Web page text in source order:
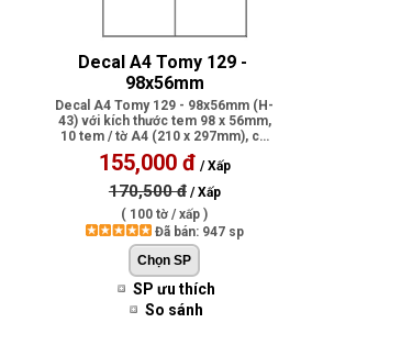
Decal A4 Tomy 129 -
98x56mm
Decal A4 Tomy 129 - 98x56mm (H-
43) với kích thước tem 98 x 56mm,
10 tem / tờ A4 (210 x 297mm), có
ph..
155,000 đ / Xấp
170,500 đ/ Xấp
( 100 tờ / xấp )
Đã bán: 947 sp
SP ưu thích
So sánh